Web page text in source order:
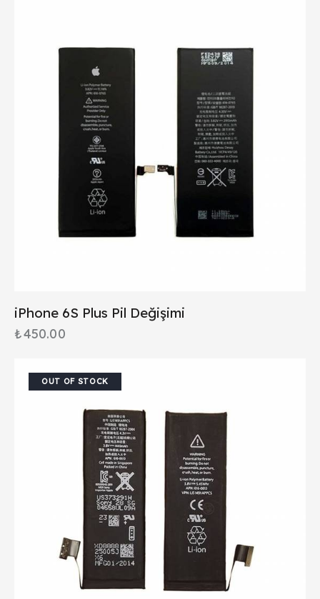
iPhone 6S Plus Pil Değişimi
₺450.00
OUT OF STOCK